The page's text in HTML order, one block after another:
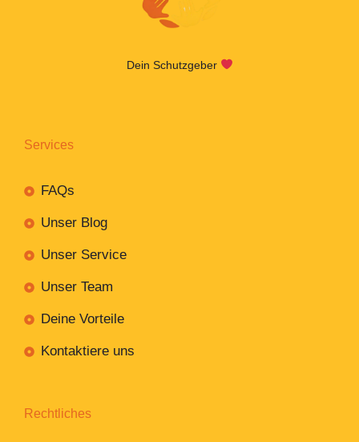
Dein Schutzgeber
Services
FAQs
Unser Blog
Unser Service
Unser Team
Deine Vorteile
Kontaktiere uns
Rechtliches